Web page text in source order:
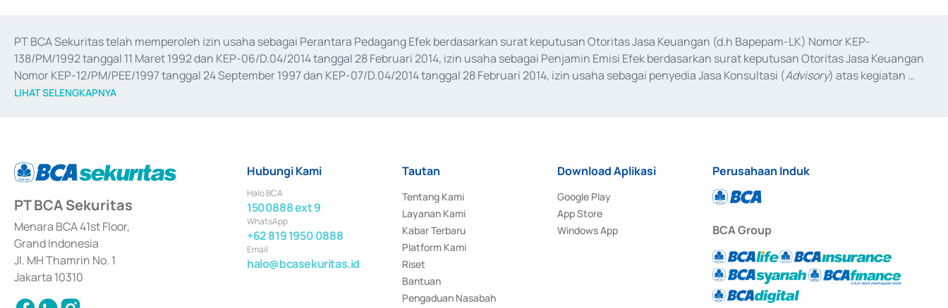
PT BCA Sekuritas telah memperoleh izin usaha sebagai Perantara Pedagang Efek berdasarkan surat keputusan Otoritas Jasa Keuangan (d.h Bapepam-LK) Nomor KEP-
138/PM/1992 tanggal 11 Maret 1992 dan KEP-06/D.04/2014 tanggal 28 Februari 2014, izin usaha sebagai Penjamin Emisi Efek berdasarkan surat keputusan Otoritas Jasa Keuangan
Nomor KEP-12/PM/PEE/1997 tanggal 24 September 1997 dan KEP-07/D.04/2014 tanggal 28 Februari 2014, izin usaha sebagai penyedia Jasa Konsultasi (Advisory) atas kegiatan
merger, akuisisi, divestasi, dan
LIHAT SELENGKAPNYA
PT BCA Sekuritas
Menara BCA 41st Floor,
Grand Indonesia
Jl. MH Thamrin No. 1
Jakarta 10310
Hubungi Kami
Halo BCA
1500888 ext 9
WhatsApp
+62 819 1950 0888
Email
halo@bcasekuritas.id
Tautan
Tentang Kami
Layanan Kami
Kabar Terbaru
Platform Kami
Riset
Bantuan
Pengaduan Nasabah
Download Aplikasi
Google Play
App Store
Windows App
Perusahaan Induk
BCA Group